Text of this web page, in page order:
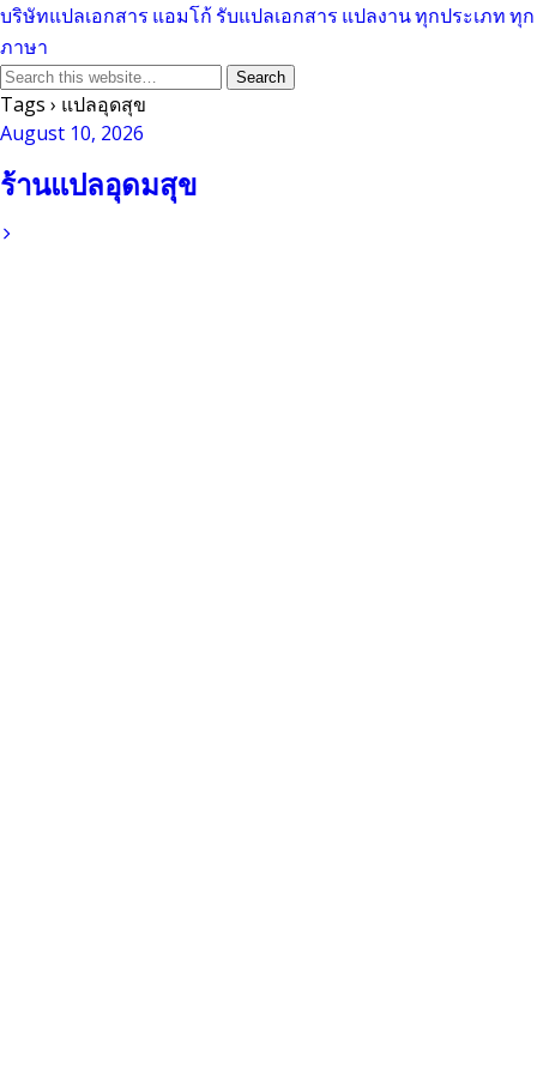
บริษัทแปลเอกสาร แอมโก้ รับแปลเอกสาร แปลงาน ทุกประเภท ทุก
ภาษา
Tags › แปลอุดสุข
August 10, 2026
ร้านแปลอุดมสุข